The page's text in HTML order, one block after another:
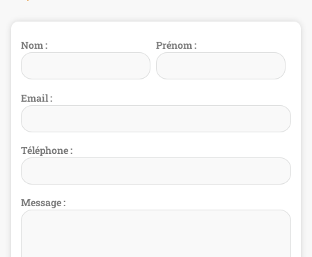
Nom : Prénom :
Email :
Téléphone :
Message :